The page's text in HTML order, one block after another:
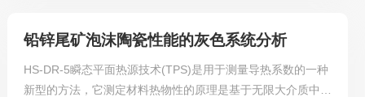
铅锌尾矿泡沫陶瓷性能的灰色系统分析
HS-DR-5瞬态平面热源技术(TPS)是用于测量导热系数的一种
新型的方法，它测定材料热物性的原理是基于无限大介质中阶